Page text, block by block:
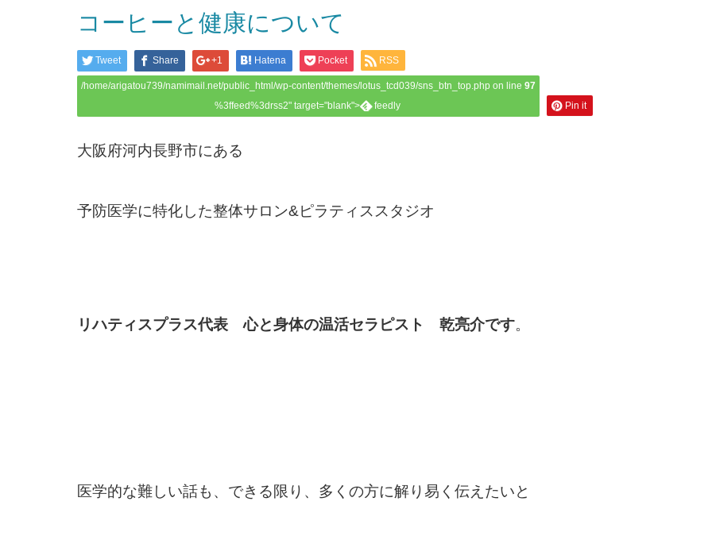
コーヒーと健康について
Tweet Share +1 Hatena Pocket RSS
/home/arigatou739/namimail.net/public_html/wp-content/themes/lotus_tcd039/sns_btn_top.php on line 97
%3ffeed%3drss2" target="blank">
feedly Pin it
大阪府河内長野市にある
予防医学に特化した整体サロン&ピラティススタジオ
リハティスプラス代表 心と身体の温活セラピスト 乾亮介です。
医学的な難しい話も、できる限り、多くの方に解り易く伝えたいと